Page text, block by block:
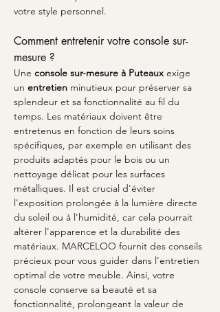
votre style personnel.
Comment entretenir votre console sur-
mesure ?
Une console sur-mesure à Puteaux exige
un entretien minutieux pour préserver sa
splendeur et sa fonctionnalité au fil du
temps. Les matériaux doivent être
entretenus en fonction de leurs soins
spécifiques, par exemple en utilisant des
produits adaptés pour le bois ou un
nettoyage délicat pour les surfaces
métalliques. Il est crucial d'éviter
l'exposition prolongée à la lumière directe
du soleil ou à l'humidité, car cela pourrait
altérer l'apparence et la durabilité des
matériaux. MARCELOO fournit des conseils
précieux pour vous guider dans l'entretien
optimal de votre meuble. Ainsi, votre
console conserve sa beauté et sa
fonctionnalité, prolongeant la valeur de